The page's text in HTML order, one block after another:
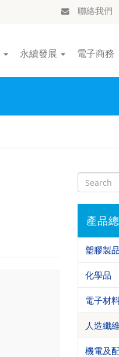
聯絡我們
永續發展 電子商務
產品
塑膠製品
化學品
電子材
人造纖
機電及